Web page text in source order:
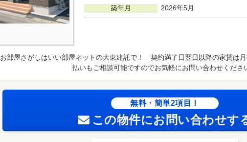
築年月 2026年5月
お部屋さがしはいい部屋ネットの大東建託で！ 契約満了日翌日以降の家賃は
払いもご相談可能ですのでお気軽にお問い合わせくださ
無料・簡単2項目！
この物件にお問い合わせす